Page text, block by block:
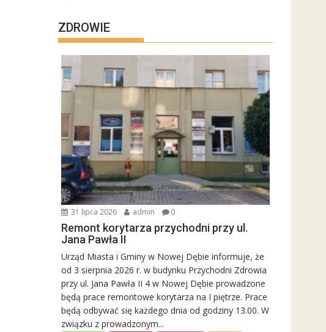
ZDROWIE
31 lipca 2026 admin 0
Remont korytarza przychodni przy ul.
Jana Pawła II
Urząd Miasta i Gminy w Nowej Dębie informuje, że
od 3 sierpnia 2026 r. w budynku Przychodni Zdrowia
przy ul. Jana Pawła II 4 w Nowej Dębie prowadzone
będą prace remontowe korytarza na I piętrze. Prace
będą odbywać się każdego dnia od godziny 13.00. W
związku z prowadzonym...